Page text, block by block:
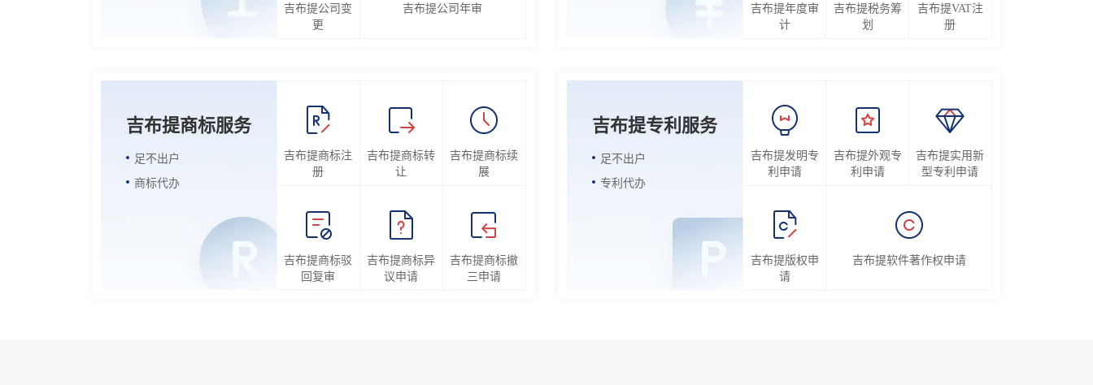
吉布提公司变
更
吉布提公司年审
吉布提年度审
计
吉布提税务筹
划
吉布提VAT注
册
吉布提商标服务
足不出户
商标代办
吉布提商标注
册
吉布提商标转
让
吉布提商标续
展
吉布提商标驳
回复审
吉布提商标异
议申请
吉布提商标撤
三申请
吉布提专利服务
足不出户
专利代办
吉布提发明专
利申请
吉布提外观专
利申请
吉布提实用新
型专利申请
吉布提版权申
请
吉布提软件著作权申请